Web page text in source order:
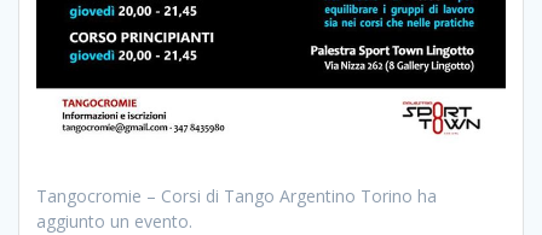
Tangocromie – Corsi di Tango Argentino Torino ha
aggiunto un evento.